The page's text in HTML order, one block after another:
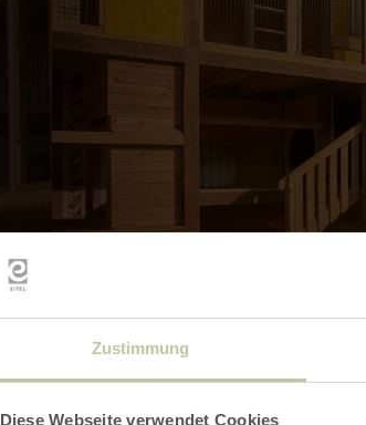
Zustimmung
Diese Webseite verwendet Cookies